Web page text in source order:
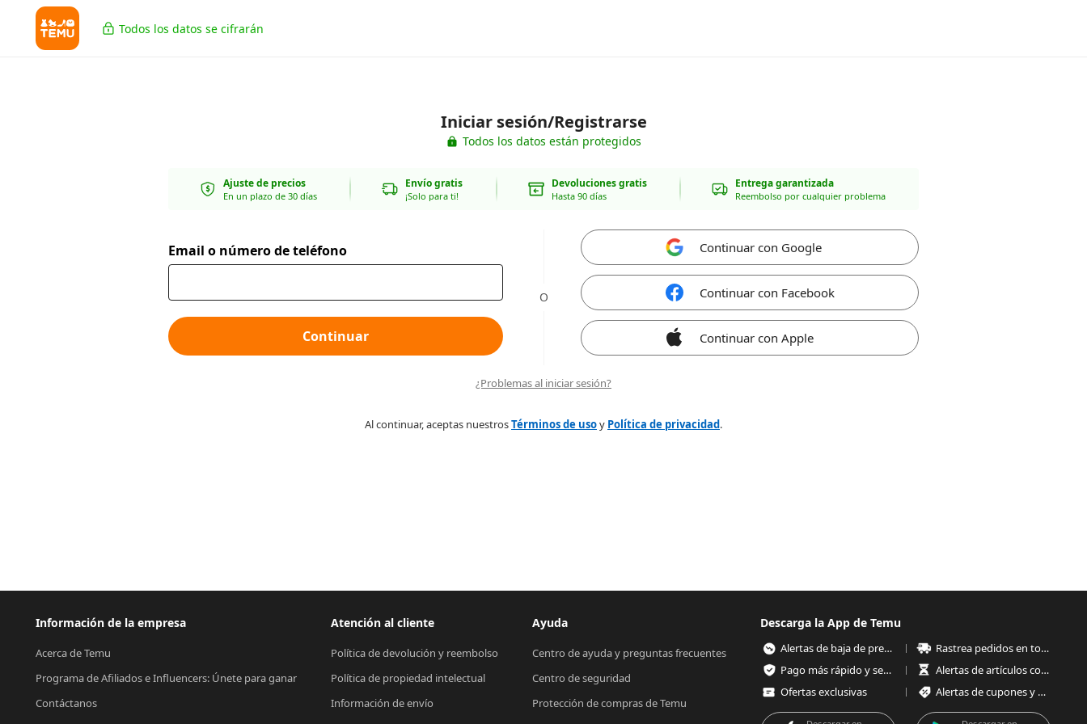
Todos los datos se cifrarán
Iniciar sesión/Registrarse
Todos los datos están protegidos
Ajuste de precios
En un plazo de 30 días
Envío gratis
¡Solo para ti!
Devoluciones gratis
Hasta 90 días
Entrega garantizada
Reembolso por cualquier problema
Email o número de teléfono
Continuar
O
Continuar con Google
Continuar con Facebook
Continuar con Apple
¿Problemas al iniciar sesión?
Al continuar, aceptas nuestrosTérminos de usoy Política de privacidad.
Información de la empresa
Acerca de Temu
Programa de Afiliados e Influencers: Únete para ganar
Contáctanos
Atención al cliente
Política de devolución y reembolso
Política de propiedad intelectual
Información de envío
Ayuda
Centro de ayuda y preguntas frecuentes
Centro de seguridad
Protección de compras de Temu
Descarga la App de Temu
Alertas de baja de precios
Rastrea pedidos en todo momento
Pago más rápido y seguro
Alertas de artículos con poco stock
Ofertas exclusivas
Alertas de cupones y ofertas